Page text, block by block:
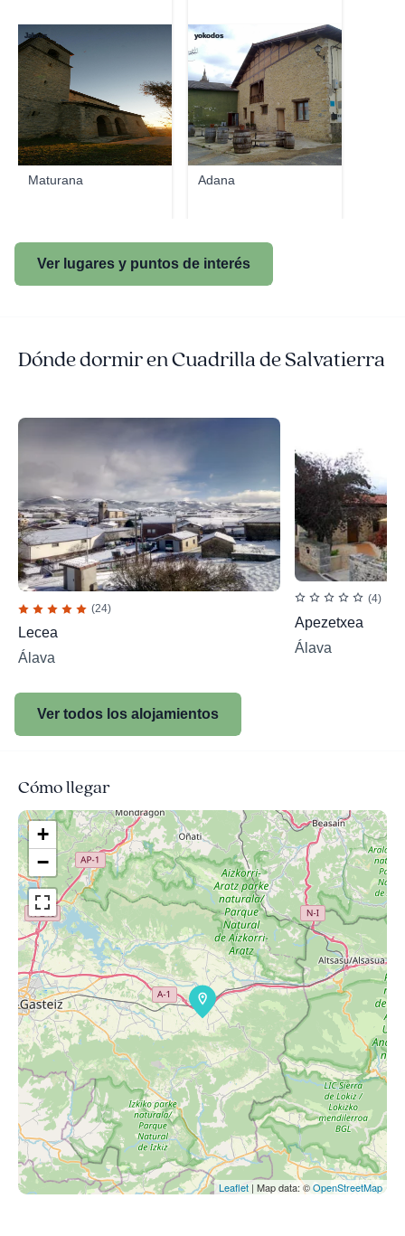
Maturana
Jabrus
Adana
yokodos
Ver lugares y puntos de interés
Dónde dormir en Cuadrilla de Salvatierra
(24)
Lecea
Álava
(4)
Apezetxea
Álava
Ver todos los alojamientos
Cómo llegar
+
−
Leaflet | Map data: ©OpenStreetMap